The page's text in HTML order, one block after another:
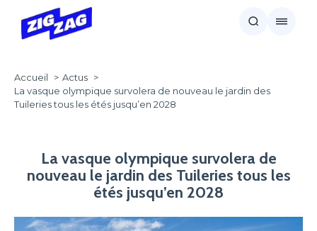
Accueil
Actus
La vasque olympique survolera de nouveau le jardin des
Tuileries tous les étés jusqu’en 2028
La vasque olympique survolera de
nouveau le jardin des Tuileries tous les
étés jusqu’en 2028